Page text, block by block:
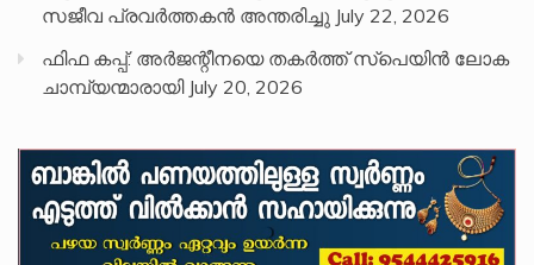
സജീവ പ്രവർത്തകൻ അന്തരിച്ചു July 22, 2026
ഫിഫ കപ്പ്: അർജന്റീനയെ തകർത്ത് സ്പെയിൻ ലോക
ചാമ്പ്യന്മാരായി July 20, 2026